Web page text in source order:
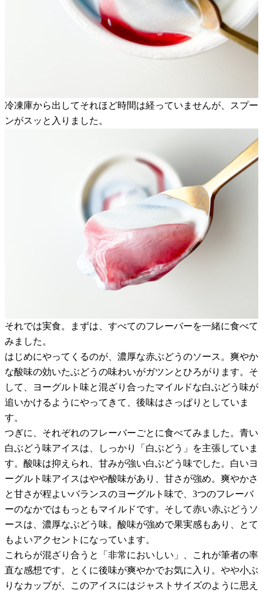
冷凍庫から出してそれほど時間は経っていませんが、スプー
ンがスッと入りました。
それでは実食。まずは、すべてのフレーバーを一緒に食べて
みました。
はじめにやってくるのが、濃厚な赤ぶどうのソース。爽やか
な酸味の効いたぶどうの味わいがガツンとひろがります。そ
して、ヨーグルト味と混ざり合ったマイルドな白ぶどう味が
追いかけるようにやってきて、後味はさっぱりとしていま
す。
つぎに、それぞれのフレーバーごとに食べてみました。青い
白ぶどう味アイスは、しっかり「白ぶどう」を主張していま
す。酸味は抑えられ、甘みが強い白ぶどう味でした。白いヨ
ーグルト味アイスはやや酸味があり、甘さが強め。爽やかさ
と甘さが程よいバランスのヨーグルト味で、3つのフレーバ
ーのなかではもっともマイルドです。そして赤い赤ぶどうソ
ースは、濃厚なぶどう味。酸味が強めで果実感もあり、とて
もよいアクセントになっています。
これらが混ざり合うと「非常においしい」、これが筆者の率
直な感想です。とくに後味が爽やかでお気に入り。やや小ぶ
りなカップが、このアイスにはジャストサイズのように思え